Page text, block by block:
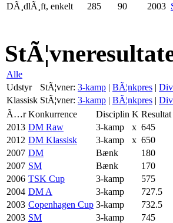
DÃ¸dlÃ¸ft, enkelt
285 90 2003
Alle
Udstyr
StÃ¦vner: 3-kamp | BÃ¦nkpres |
Klassisk StÃ¦vner: 3-kamp | BÃ¦nkpres |
Ã…r Konkurrence Disciplin K Resultat
2013 DM Raw 3-kamp x 645
2012 DM Klassisk 3-kamp x 650
2007 DM Bænk 180
2007 SM Bænk 170
2006 TSK Cup 3-kamp 575
2004 DM A 3-kamp 727.5
2003 Copenhagen Cup 3-kamp 732.5
2003 SM 3-kamp 745